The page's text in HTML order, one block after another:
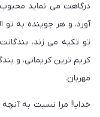
درگاهت مى نمايد
آورد، و هر جوينده به تو
تو تكيه مى زند،
كريم ترين كريمانى، و
مهربان.
خدايا! مرا نسبت به